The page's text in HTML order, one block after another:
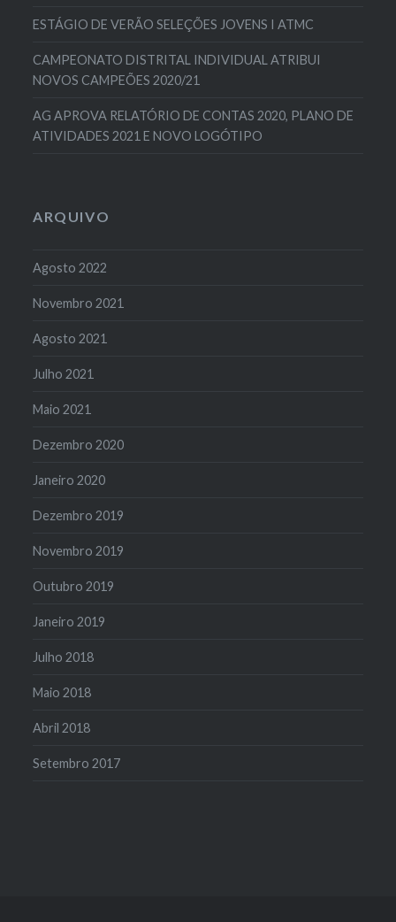
ESTÁGIO DE VERÃO SELEÇÕES JOVENS I ATMC
CAMPEONATO DISTRITAL INDIVIDUAL ATRIBUI
NOVOS CAMPEÕES 2020/21
AG APROVA RELATÓRIO DE CONTAS 2020, PLANO DE
ATIVIDADES 2021 E NOVO LOGÓTIPO
ARQUIVO
Agosto 2022
Novembro 2021
Agosto 2021
Julho 2021
Maio 2021
Dezembro 2020
Janeiro 2020
Dezembro 2019
Novembro 2019
Outubro 2019
Janeiro 2019
Julho 2018
Maio 2018
Abril 2018
Setembro 2017